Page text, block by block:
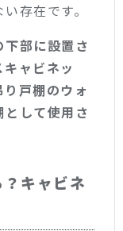
存在です。
部に設置さ
ャビネッ
戸棚のウォ
して使用さ
キャビネ